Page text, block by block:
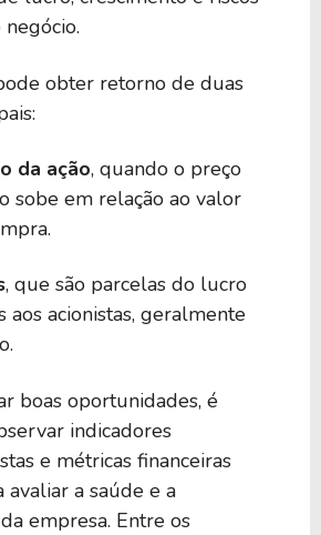
negócio.
obter retorno de duas
da ação, quando o preço
sobe em relação ao valor
, que são parcelas do lucro
aos acionistas, geralmente
boas oportunidades, é
indicadores
e métricas financeiras
a saúde e a
empresa. Entre os